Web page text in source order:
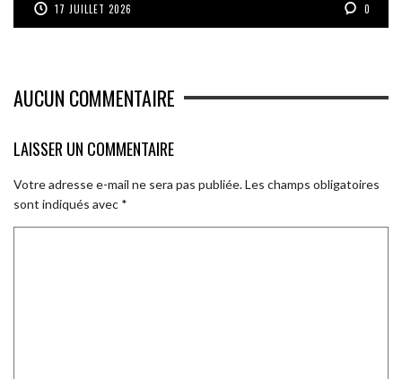
17 JUILLET 2026 0
AUCUN COMMENTAIRE
LAISSER UN COMMENTAIRE
Votre adresse e-mail ne sera pas publiée.Les champs obligatoires
sont indiqués avec *